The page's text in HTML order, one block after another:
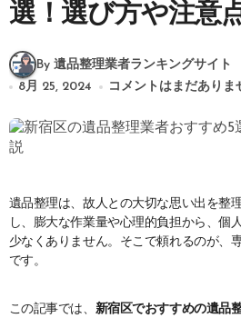
選！選び方や注意
By 遺品整理業者ランキングサイ
8月 25, 2024
コメントはまだありま
遺品整理は、故人との大切な思い出を整理する重要な過程です。しか
し、膨大な作業量や心理的負担から、個
少なくありません。そこで頼れるのが、
です。
この記事では、 新宿区でおすすめの遺品